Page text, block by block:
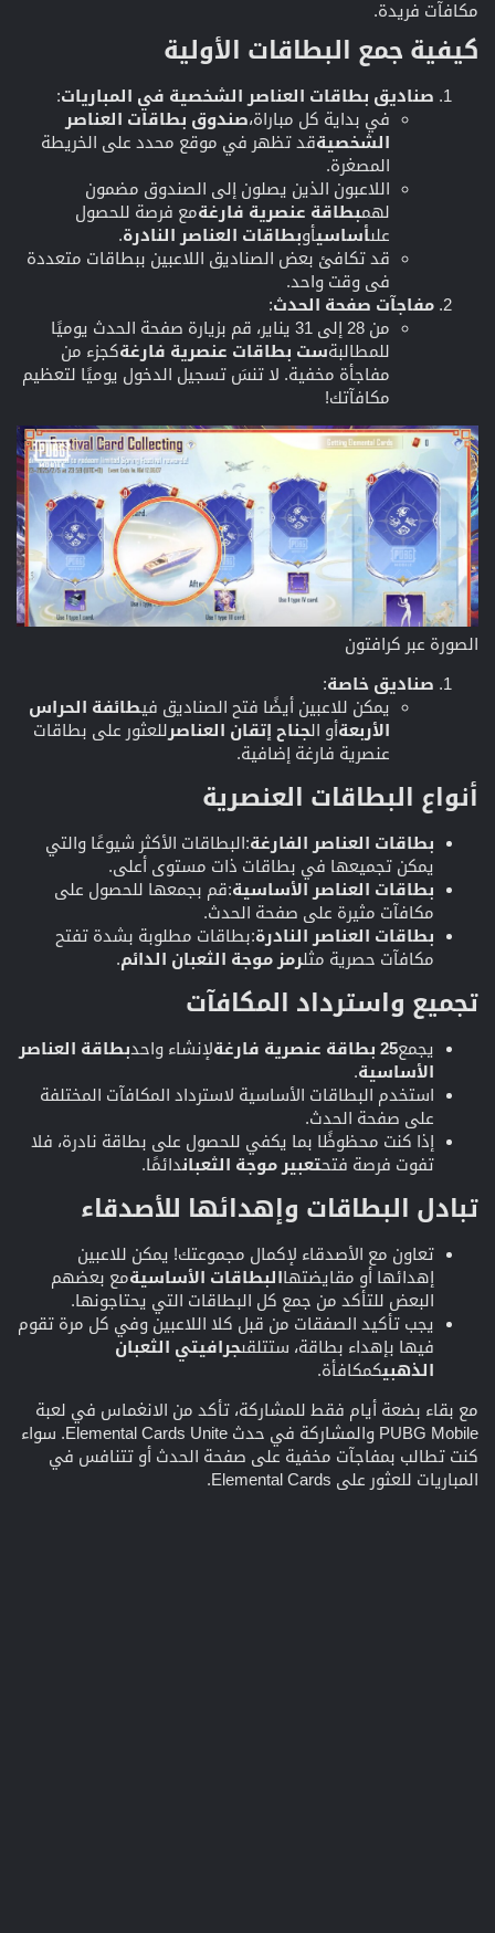
مكافآت فريدة.
كيفية جمع البطاقات الأولية​
صناديق بطاقات العناصر الشخصية في المباريات:
في بداية كل مباراة،صندوق بطاقات العناصر
الشخصيةقد تظهر في موقع محدد على الخريطة
المصغرة.
اللاعبون الذين يصلون إلى الصندوق مضمون
لهمبطاقة عنصرية فارغةمع فرصة للحصول
علىأساسيأوبطاقات العناصر النادرة.
قد تكافئ بعض الصناديق اللاعبين ببطاقات متعددة
في وقت واحد.
مفاجآت صفحة الحدث:
من 28 إلى 31 يناير، قم بزيارة صفحة الحدث يوميًا
للمطالبةست بطاقات عنصرية فارغةكجزء من
مفاجأة مخفية. لا تنسَ تسجيل الدخول يوميًا لتعظيم
مكافآتك!
الصورة عبر كرافتون
صناديق خاصة:
يمكن للاعبين أيضًا فتح الصناديق فيطائفة الحراس
الأربعةأو الجناح إتقان العناصر للعثور على بطاقات
عنصرية فارغة إضافية.
أنواع البطاقات العنصرية​
بطاقات العناصر الفارغة:البطاقات الأكثر شيوعًا والتي
يمكن تجميعها في بطاقات ذات مستوى أعلى.
بطاقات العناصر الأساسية:قم بجمعها للحصول على
مكافآت مثيرة على صفحة الحدث.
بطاقات العناصر النادرة:بطاقات مطلوبة بشدة تفتح
مكافآت حصرية مثلرمز موجة الثعبان الدائم.
تجميع واسترداد المكافآت​
يجمع25 بطاقة عنصرية فارغة لإنشاء واحدبطاقة العناصر
الأساسية.
استخدم البطاقات الأساسية لاسترداد المكافآت المختلفة
على صفحة الحدث.
إذا كنت محظوظًا بما يكفي للحصول على بطاقة نادرة، فلا
تفوت فرصة فتحتعبير موجة الثعباندائمًا.
تبادل البطاقات وإهدائها للأصدقاء​
تعاون مع الأصدقاء لإكمال مجموعتك! يمكن للاعبين
إهدائها أو مقايضتهاالبطاقات الأساسيةمع بعضهم
البعض للتأكد من جمع كل البطاقات التي يحتاجونها.
يجب تأكيد الصفقات من قبل كلا اللاعبين وفي كل مرة تقوم
فيها بإهداء بطاقة، ستتلقىجرافيتي الثعبان
الذهبيكمكافأة.
مع بقاء بضعة أيام فقط للمشاركة، تأكد من الانغماس في لعبة
PUBG Mobile والمشاركة في حدث Elemental Cards Unite. سواء
كنت تطالب بمفاجآت مخفية على صفحة الحدث أو تتنافس في
المباريات للعثور على Elemental Cards.